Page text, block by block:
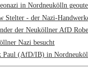
in Nordneukölln
Stelter - der Nazi-
der Neuköllner AfD
Nazi besucht
Paul (AfD/IB) in